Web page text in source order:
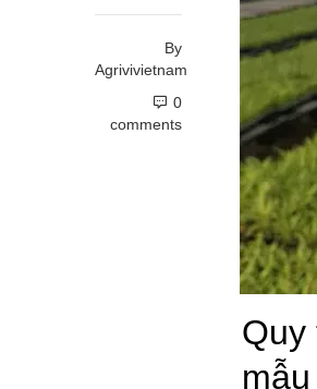
By
Agrivivietnam
0
comments
Quy